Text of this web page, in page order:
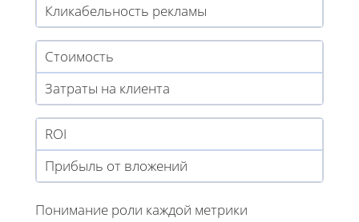
Кликабельность рекламы
Стоимость
Затраты на клиента
ROI
Прибыль от вложений
Понимание роли каждой метрики